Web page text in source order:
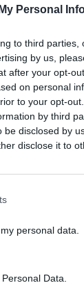
Personal
to third
by us,
after your opt-
on personal
to your opt-
by third
disclosed by
disclose it to
personal data.
Data.
spendendo
primo in